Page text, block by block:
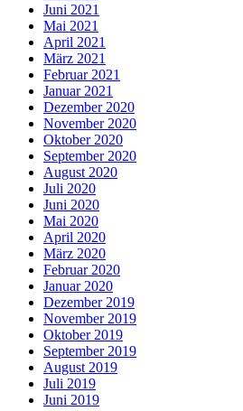
Juni 2021
Mai 2021
April 2021
März 2021
Februar 2021
Januar 2021
Dezember 2020
November 2020
Oktober 2020
September 2020
August 2020
Juli 2020
Juni 2020
Mai 2020
April 2020
März 2020
Februar 2020
Januar 2020
Dezember 2019
November 2019
Oktober 2019
September 2019
August 2019
Juli 2019
Juni 2019